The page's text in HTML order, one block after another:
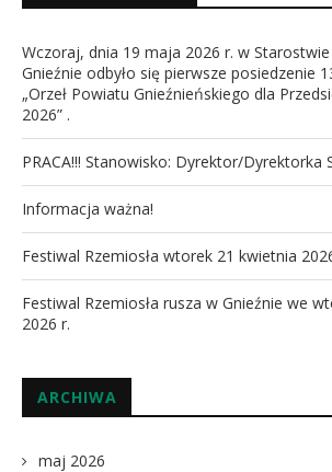
Wczoraj, dnia 19 maja 2026 r. w
Gnieźnie odbyło się pierwsze posiedzenie
„Orzeł Powiatu Gnieźnieńskiego dla
2026” .
PRACA!!! Stanowisko: Dyrektor/Dyrektorka
Informacja ważna!
Festiwal Rzemiosła wtorek 21 kwietnia
Festiwal Rzemiosła rusza w Gnieźnie we
2026 r.
ARCHIWA
maj 2026